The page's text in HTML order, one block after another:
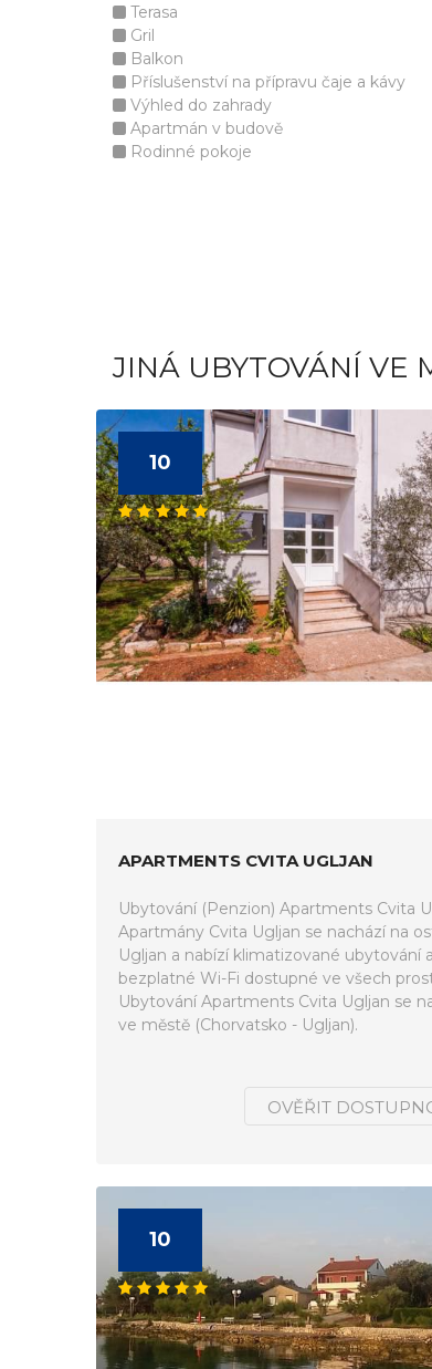
Terasa
Gril
Balkon
Příslušenství na přípravu čaje a kávy
Výhled do zahrady
Apartmán v budově
Rodinné pokoje
JINÁ UBYTOVÁNÍ VE
10
APARTMENTS CVITA UGLJAN
Ubytování (Penzion) Apartments Cvita
Apartmány Cvita Ugljan se nachází na
Ugljan a nabízí klimatizované ubytování a
bezplatné Wi-Fi dostupné ve všech
Ubytování Apartments Cvita Ugljan se
ve městě (Chorvatsko - Ugljan).
OVĚŘIT
10